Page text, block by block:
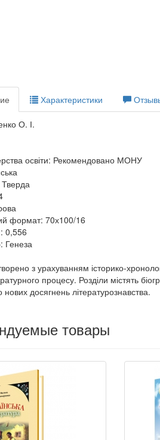
Характеристики
О. І.
освіти: Рекомендовано МОНУ
формат: 70х100/16
0,556
Генеза
з урахуванням історико-
процесу. Розділи містять
нових досягнень літературознавства.
товары